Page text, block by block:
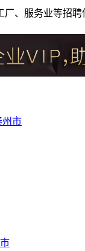
、服务业等招
州市